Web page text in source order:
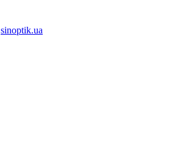
sinoptik.ua